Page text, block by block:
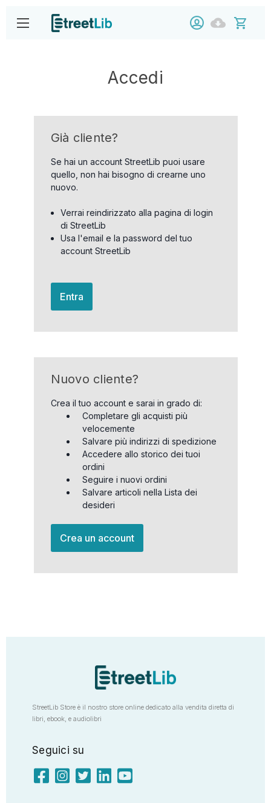
Accedi
Già cliente?
Se hai un account StreetLib puoi usare
quello, non hai bisogno di crearne uno
nuovo.
Verrai reindirizzato alla pagina di login
di StreetLib
Usa l'email e la password del tuo
account StreetLib
Entra
Nuovo cliente?
Crea il tuo account e sarai in grado di:
Completare gli acquisti più
velocemente
Salvare più indirizzi di spedizione
Accedere allo storico dei tuoi
ordini
Seguire i nuovi ordini
Salvare articoli nella Lista dei
desideri
Crea un account
StreetLib Store è il nostro store online dedicato alla vendita diretta di
libri, ebook, e audiolibri
Seguici su